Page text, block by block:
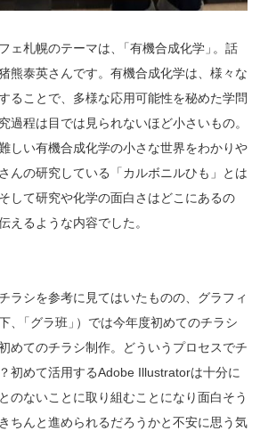
ェ札幌のテーマは、 「有機合成化学 」 。話
熊泰英さんです。有機合成化学は、様々な
ることで、多様な応用可能性を秘めた学問
過程は目では見られないほど小さいもの。
しい有機合成化学の小さな世界をわかりや
んの研究している「カルボニルひも」とは
して研究や化学の面白さはどこにあるの
えるような内容でした。
ラシを参考に見てはいたものの、グラフィ
、 「グラ班 」 ）では今年度初めてのチラシ
めてのチラシ制作。どういうプロセスでチ
初めて活用するAdobe Illustratorは十分に
のないことに取り組むことになり面白そう
ちんと進められるだろうかと不安に思う気